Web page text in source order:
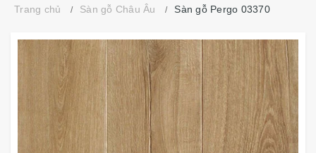
Trang chủ Sàn gỗ Châu Âu Sàn gỗ Pergo 03370